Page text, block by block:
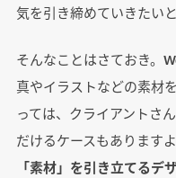
気を引き締めていきたい
そんなことはさておき。
真やイラストなどの素材
っては、クライアントさ
だけるケースもあります
「素材」を引き立てるデ